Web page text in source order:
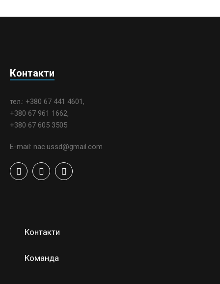
Контакти
тел.: +380 67 441 4601,
+380 67 961 1662,
+380 67 605 3505
E-mail: nac.ussd@gmail.com
Контакти
Команда